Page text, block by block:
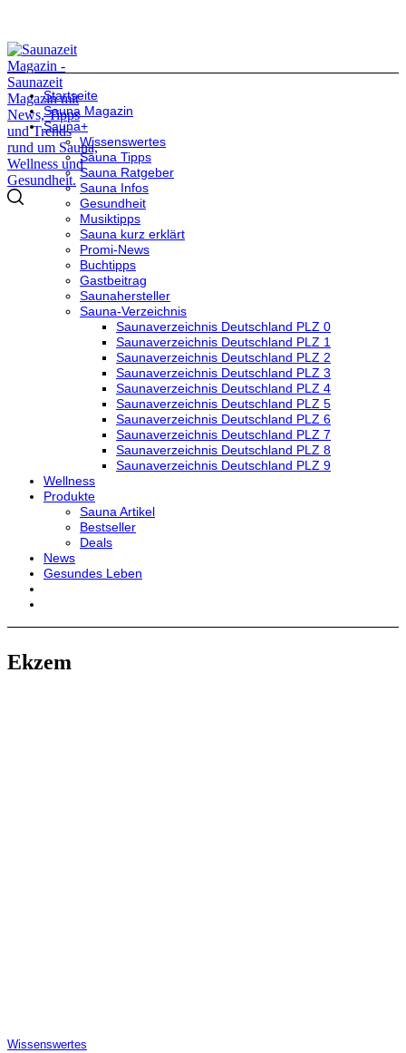
Startseite
Sauna Magazin
Sauna+
Wissenswertes
Sauna Tipps
Sauna Ratgeber
Sauna Infos
Gesundheit
Musiktipps
Sauna kurz erklärt
Promi-News
Buchtipps
Gastbeitrag
Saunahersteller
Sauna-Verzeichnis
Saunaverzeichnis Deutschland PLZ 0
Saunaverzeichnis Deutschland PLZ 1
Saunaverzeichnis Deutschland PLZ 2
Saunaverzeichnis Deutschland PLZ 3
Saunaverzeichnis Deutschland PLZ 4
Saunaverzeichnis Deutschland PLZ 5
Saunaverzeichnis Deutschland PLZ 6
Saunaverzeichnis Deutschland PLZ 7
Saunaverzeichnis Deutschland PLZ 8
Saunaverzeichnis Deutschland PLZ 9
Wellness
Produkte
Sauna Artikel
Bestseller
Deals
News
Gesundes Leben
Ekzem
Wissenswertes